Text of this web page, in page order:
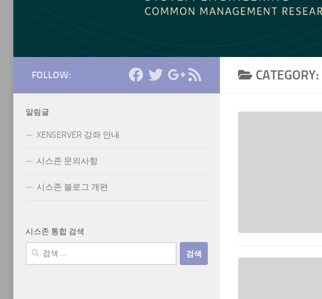
CATEGORY:
FOLLOW:
알림글
XENSERVER 강좌 안내
시스존 문의사항
시스존 블로그 개편
시스존 통합 검색
검